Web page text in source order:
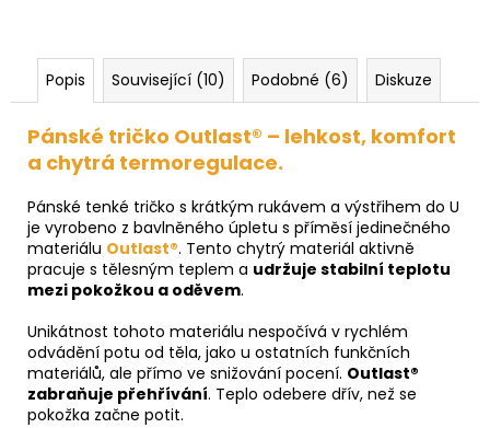
Popis Související (10) Podobné (6) Diskuze
Pánské tričko Outlast® – lehkost, komfort
a chytrá termoregulace.
Pánské tenké tričko s krátkým rukávem a výstřihem do U
je vyrobeno z bavlněného úpletu s příměsí jedinečného
materiálu Outlast®. Tento chytrý materiál aktivně
pracuje s tělesným teplem a udržuje stabilní teplotu
mezi pokožkou a oděvem.
Unikátnost tohoto materiálu nespočívá v rychlém
odvádění potu od těla, jako u ostatních funkčních
materiálů, ale přímo ve snižování pocení. Outlast®
zabraňuje přehřívání. Teplo odebere dřív, než se
pokožka začne potit.